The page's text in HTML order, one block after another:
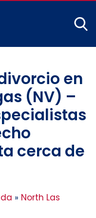
en
(NV) –
cerca de
» North Las